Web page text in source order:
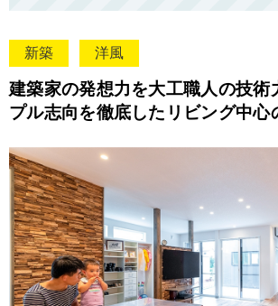
新築 洋風
建築家の発想力を大工職人の技
プル志向を徹底したリビング中心